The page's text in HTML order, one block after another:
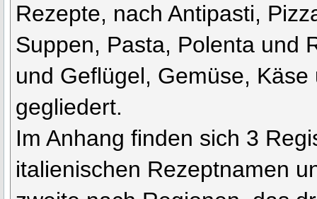
Rezepte, nach Antipasti,
Suppen, Pasta, Polenta und
und Geflügel, Gemüse,
gegliedert.
Im Anhang finden sich 3
italienischen Rezeptnamen